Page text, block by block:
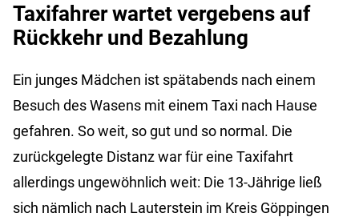
Taxifahrer wartet vergebens auf
Rückkehr und Bezahlung
Ein junges Mädchen ist spätabends nach einem
Besuch des Wasens mit einem Taxi nach Hause
gefahren. So weit, so gut und so normal. Die
zurückgelegte Distanz war für eine Taxifahrt
allerdings ungewöhnlich weit: Die 13-Jährige ließ
sich nämlich nach Lauterstein im Kreis Göppingen